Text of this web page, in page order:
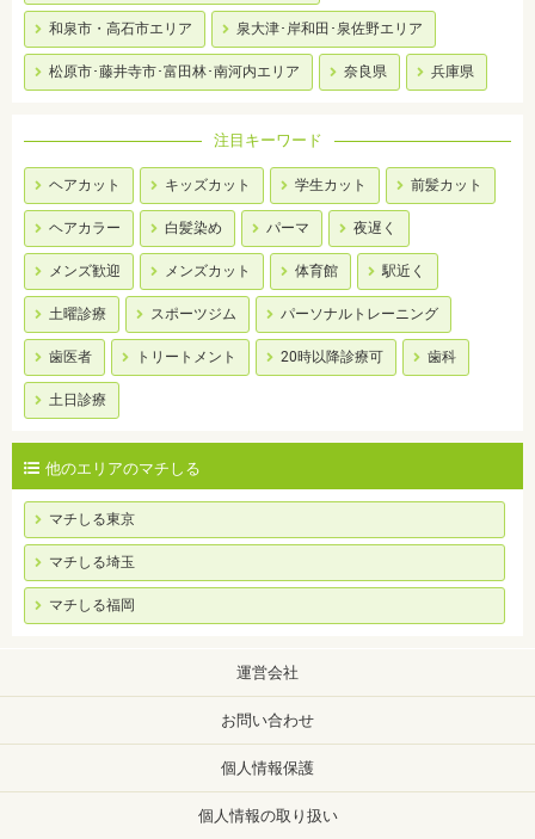
和泉市・高石市エリア 泉大津･岸和田･泉佐野エリア
松原市･藤井寺市･富田林･南河内エリア 奈良県 兵庫県
注目キーワード
ヘアカット キッズカット 学生カット 前髪カット
ヘアカラー 白髪染め パーマ 夜遅く
メンズ歓迎 メンズカット 体育館 駅近く
土曜診療 スポーツジム パーソナルトレーニング
歯医者 トリートメント 20時以降診療可 歯科
土日診療
他のエリアのマチしる
マチしる東京
マチしる埼玉
マチしる福岡
運営会社
お問い合わせ
個人情報保護
個人情報の取り扱い